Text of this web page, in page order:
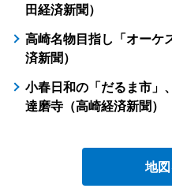
田経済新聞）
高崎名物目指し「オーケ
済新聞）
小春日和の「だるま市」
達磨寺（高崎経済新聞）
地